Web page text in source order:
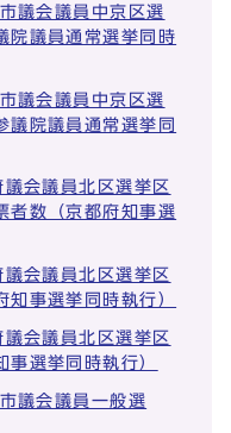
議会議員中京区選
議員通常選挙同時
議会議員中京区選
院議員通常選挙同
会議員北区選挙区
者数（京都府知事選
会議員北区選挙区
事選挙同時執行）
会議員北区選挙区
選挙同時執行）
議会議員一般選